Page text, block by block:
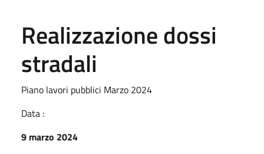
Realizzazione dossi
stradali
Piano lavori pubblici Marzo 2024
Data :
9 marzo 2024